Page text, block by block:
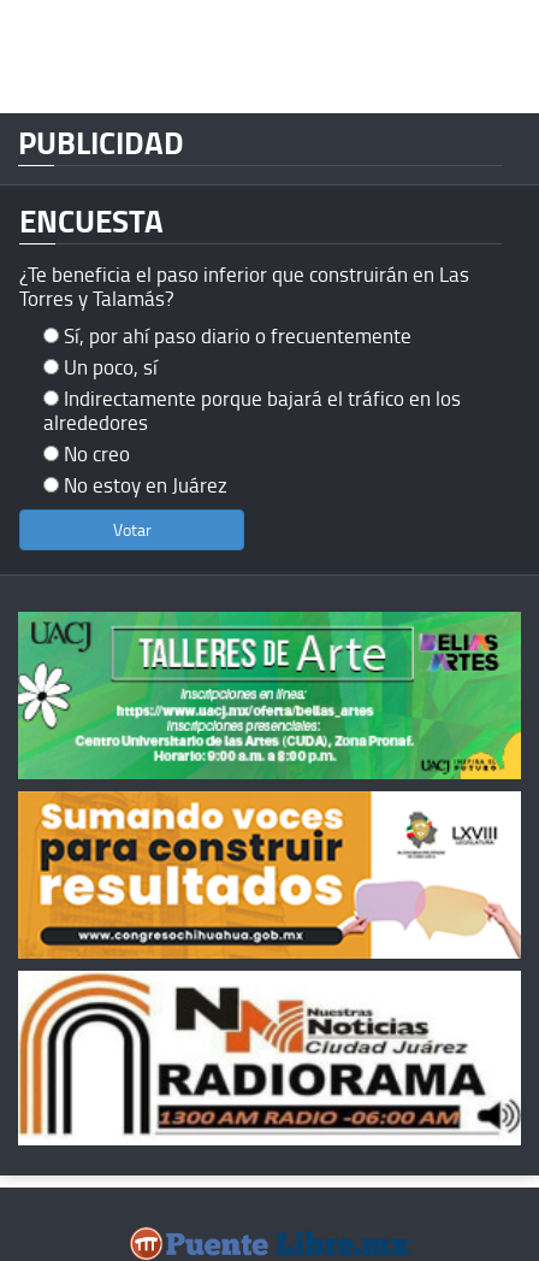
PUBLICIDAD
ENCUESTA
¿Te beneficia el paso inferior que construirán en Las
Torres y Talamás?
Sí, por ahí paso diario o frecuentemente
Un poco, sí
Indirectamente porque bajará el tráfico en los
alrededores
No creo
No estoy en Juárez